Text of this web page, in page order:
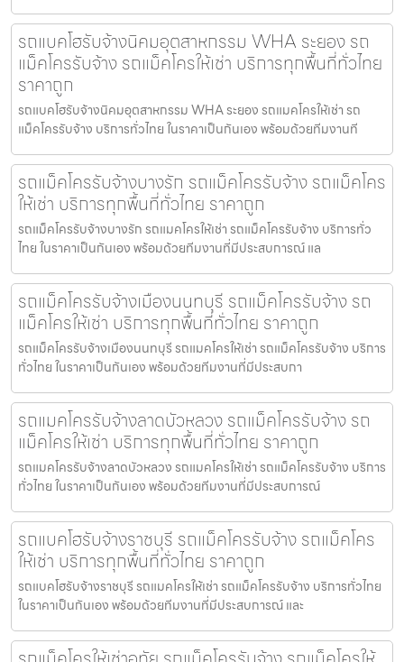
รถแบคโฮรับจ้างนิคมอุตสาหกรรม WHA ระยอง รถ
แม็คโครรับจ้าง รถแม็คโครให้เช่า บริการทุกพื้นที่ทั่วไทย
ราคาถูก
รถแบคโฮรับจ้างนิคมอุตสาหกรรม WHA ระยอง รถแมคโครให้เช่า รถ
แม็คโครรับจ้าง บริการทั่วไทย ในราคาเป็นกันเอง พร้อมด้วยทีมงานที
รถแม็คโครรับจ้างบางรัก รถแม็คโครรับจ้าง รถแม็คโคร
ให้เช่า บริการทุกพื้นที่ทั่วไทย ราคาถูก
รถแม็คโครรับจ้างบางรัก รถแมคโครให้เช่า รถแม็คโครรับจ้าง บริการทั่ว
ไทย ในราคาเป็นกันเอง พร้อมด้วยทีมงานที่มีประสบการณ์ แล
รถแม็คโครรับจ้างเมืองนนทบุรี รถแม็คโครรับจ้าง รถ
แม็คโครให้เช่า บริการทุกพื้นที่ทั่วไทย ราคาถูก
รถแม็คโครรับจ้างเมืองนนทบุรี รถแมคโครให้เช่า รถแม็คโครรับจ้าง บริการ
ทั่วไทย ในราคาเป็นกันเอง พร้อมด้วยทีมงานที่มีประสบกา
รถแมคโครรับจ้างลาดบัวหลวง รถแม็คโครรับจ้าง รถ
แม็คโครให้เช่า บริการทุกพื้นที่ทั่วไทย ราคาถูก
รถแมคโครรับจ้างลาดบัวหลวง รถแมคโครให้เช่า รถแม็คโครรับจ้าง บริการ
ทั่วไทย ในราคาเป็นกันเอง พร้อมด้วยทีมงานที่มีประสบการณ์
รถแบคโฮรับจ้างราชบุรี รถแม็คโครรับจ้าง รถแม็คโคร
ให้เช่า บริการทุกพื้นที่ทั่วไทย ราคาถูก
รถแบคโฮรับจ้างราชบุรี รถแมคโครให้เช่า รถแม็คโครรับจ้าง บริการทั่วไทย
ในราคาเป็นกันเอง พร้อมด้วยทีมงานที่มีประสบการณ์ และ